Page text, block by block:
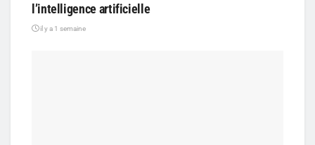
l’intelligence artificielle
il y a 1 semaine